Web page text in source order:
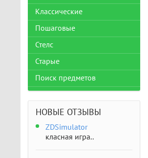
Классические
Пошаговые
Стелс
Старые
Поиск предметов
НОВЫЕ ОТЗЫВЫ
ZDSimulator
класная игра..